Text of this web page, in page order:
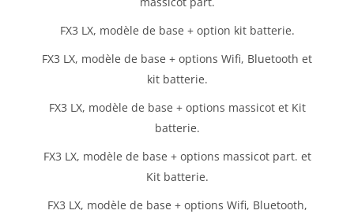
FX3 LX, modèle de base + option kit batterie.
FX3 LX, modèle de base + options Wifi, Bluetooth et
kit batterie.
FX3 LX, modèle de base + options massicot et Kit
batterie.
FX3 LX, modèle de base + options massicot part. et
Kit batterie.
FX3 LX, modèle de base + options Wifi, Bluetooth,